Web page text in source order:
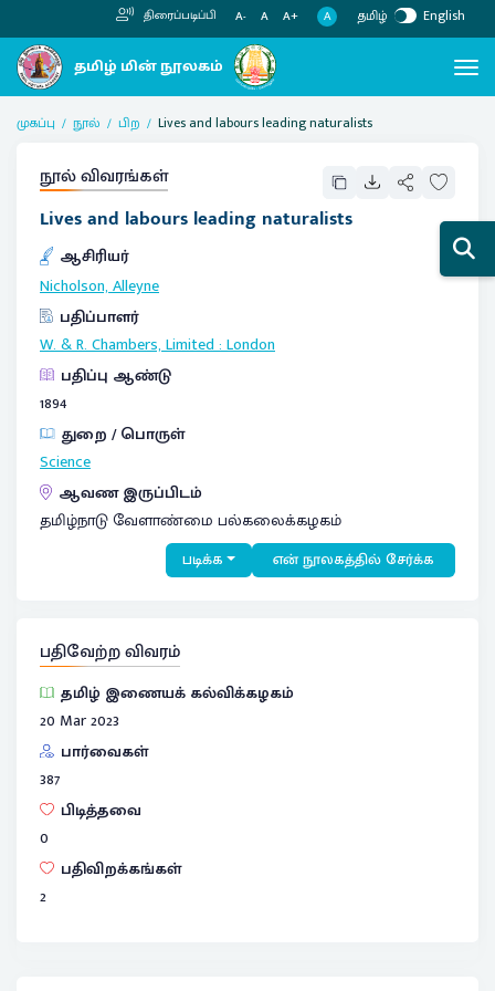
திரைப்படிப்பி A- A A+ A தமிழ் English
முகப்பு நூல் பிற Lives and labours leading naturalists
நூல் விவரங்கள்
Lives and labours leading naturalists
ஆசிரியர்
Nicholson, Alleyne
பதிப்பாளர்
W. & R. Chambers, Limited:London
பதிப்பு ஆண்டு
1894
துறை / பொருள்
Science
ஆவண இருப்பிடம்
தமிழ்நாடு வேளாண்மை பல்கலைக்கழகம்
படிக்க என் நூலகத்தில் சேர்க்க
பதிவேற்ற விவரம்
தமிழ் இணையக் கல்விக்கழகம்
20 Mar 2023
பார்வைகள்
387
பிடித்தவை
0
பதிவிறக்கங்கள்
2